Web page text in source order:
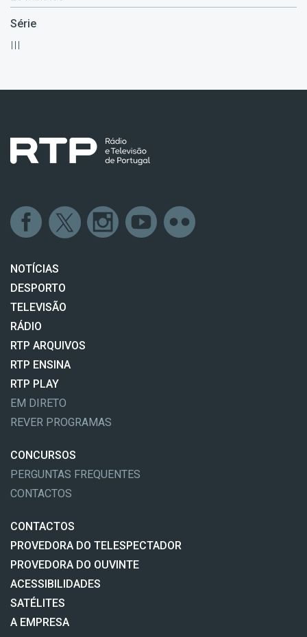
Série
NOTÍCIAS
DESPORTO
TELEVISÃO
RÁDIO
RTP ARQUIVOS
RTP ENSINA
RTP PLAY
EM DIRETO
REVER PROGRAMAS
CONCURSOS
PERGUNTAS FREQUENTES
CONTACTOS
CONTACTOS
PROVEDORA DO TELESPECTADOR
PROVEDORA DO OUVINTE
ACESSIBILIDADES
SATÉLITES
A EMPRESA